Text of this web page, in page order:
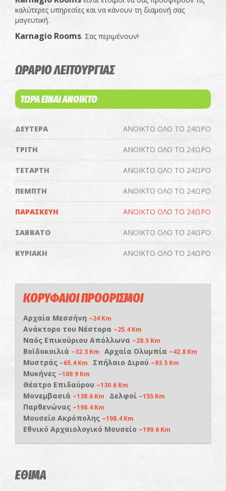
καλύτερες υπηρεσίες και να κάνουν τη διαμονή σας
μαγευτική.
Karnagio Rooms. Σας περιμένουν!
ΩΡΑΡΙΟ ΛΕΙΤΟΥΡΓΙΑΣ
ΤΩΡΑ ΕΙΝΑΙ ΑΝΟΙΚΤΟ
ΔΕΥΤΕΡΑ ΑΝΟΙΚΤΟ ΟΛΟ ΤΟ 24ΩΡΟ
ΤΡΙΤΗ ΑΝΟΙΚΤΟ ΟΛΟ ΤΟ 24ΩΡΟ
ΤΕΤΑΡΤΗ ΑΝΟΙΚΤΟ ΟΛΟ ΤΟ 24ΩΡΟ
ΠΕΜΠΤΗ ΑΝΟΙΚΤΟ ΟΛΟ ΤΟ 24ΩΡΟ
ΠΑΡΑΣΚΕΥΗ ΑΝΟΙΚΤΟ ΟΛΟ ΤΟ 24ΩΡΟ
ΣΑΒΒΑΤΟ ΑΝΟΙΚΤΟ ΟΛΟ ΤΟ 24ΩΡΟ
ΚΥΡΙΑΚΗ ΑΝΟΙΚΤΟ ΟΛΟ ΤΟ 24ΩΡΟ
ΚΟΡΥΦΑΙΟΙ ΠΡΟΟΡΙΣΜΟΙ
Αρχαία Μεσσήνη ~24 Km
Ανάκτορο του Νέστορα ~25.4 Km
Ναός Επικούριου Απόλλωνα ~28.5 Km
Βοϊδοκοιλιά ~32.3 Km Αρχαία Ολυμπία ~42.8 Km
Μυστράς ~65.4 Km Σπήλαιο Διρού ~93.5 Km
Μυκήνες ~109.9 Km
Θέατρο Επιδαύρου ~130.6 Km
Μονεμβασιά ~138.6 Km Δελφοί ~155 Km
Παρθενώνας ~198.4 Km
Μουσείο Ακρόπολης ~198.4 Km
Εθνικό Αρχαιολογικό Μουσείο ~199.6 Km
ΕΘΙΜΑ